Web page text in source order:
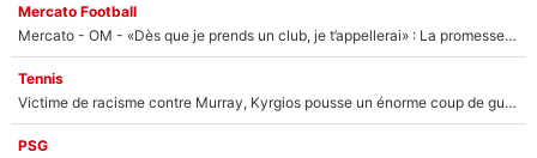
Mercato Football
Mercato - OM - «Dès que je prends un club, je t’appellerai» : La promesse de Marcelino au moment de claquer la porte
Tennis
Victime de racisme contre Murray, Kyrgios pousse un énorme coup de gueule !
PSG